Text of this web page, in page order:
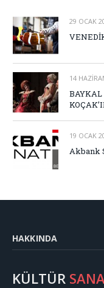
29 OCAK
14
BAYKAL
19 OCAK
Akbank
HAKKINDA
KÜLTÜR